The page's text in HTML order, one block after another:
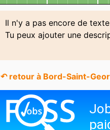
Il n'y a pas encore de
Tu peux ajouter une
↶ retour à Bord-Saint-